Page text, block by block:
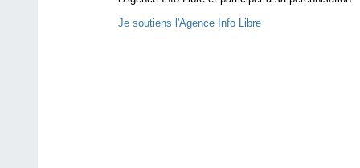
Je soutiens l'Agence Info Libre